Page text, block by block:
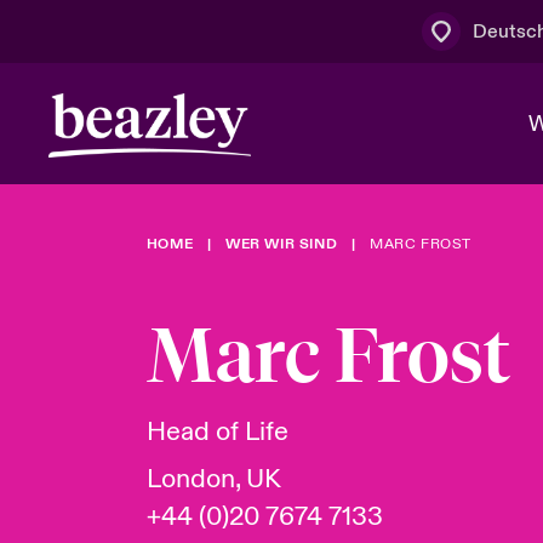
Wer wir sind
Board &
News & Events
Spotlight:
Kundenportal
Cyber
HOME WER WIR SIND MARC FROST
Marc Frost
Head of Life
London, UK
+44 (0)20 7674 7133